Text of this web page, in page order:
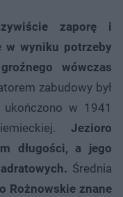
zaporę i
w wyniku potrzeby
wówczas
zabudowy był
w 1941
Jezioro
długości, a jego
Średnia
Rożnowskie znane